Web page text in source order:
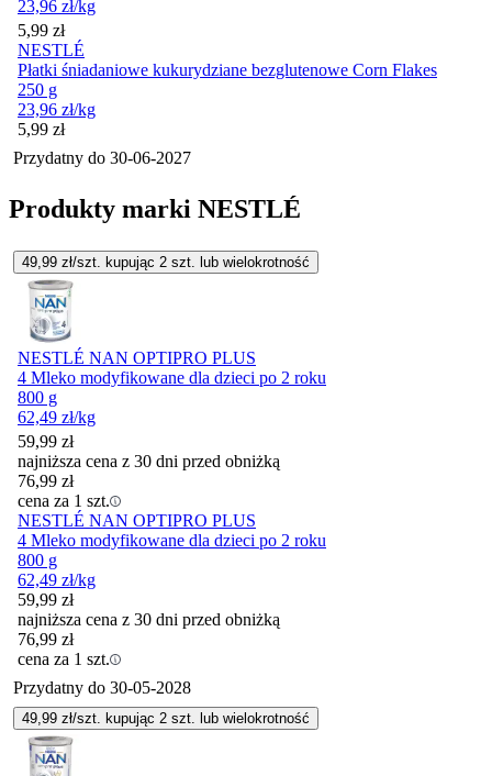
23,96 zł/kg
Cena
5,99 zł
NESTLÉ
Płatki śniadaniowe kukurydziane bezglutenowe Corn Flakes
250 g
23,96 zł/kg
Cena
5,99 zł
Przydatny do 30-06-2027
Produkty marki NESTLÉ
49,99 zł/szt. kupując 2 szt. lub wielokrotność
NESTLÉ NAN OPTIPRO PLUS
4 Mleko modyfikowane dla dzieci po 2 roku
800 g
62,49 zł/kg
59,99 zł
najniższa cena z 30 dni przed obniżką
76,99 zł
cena za 1 szt.
NESTLÉ NAN OPTIPRO PLUS
4 Mleko modyfikowane dla dzieci po 2 roku
800 g
62,49 zł/kg
59,99 zł
najniższa cena z 30 dni przed obniżką
76,99 zł
cena za 1 szt.
Przydatny do 30-05-2028
49,99 zł/szt. kupując 2 szt. lub wielokrotność